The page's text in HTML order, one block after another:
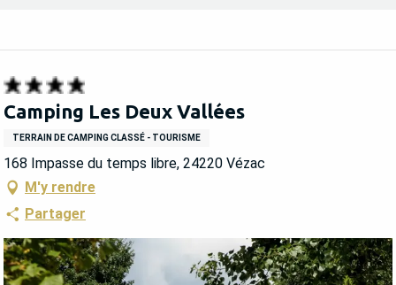
Camping Les Deux Vallées
TERRAIN DE CAMPING CLASSÉ - TOURISME
168 Impasse du temps libre, 24220 Vézac
M'y rendre
Partager